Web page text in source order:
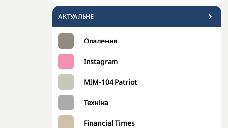
АКТУАЛЬНЕ
Опалення
Instagram
MIM-104 Patriot
Техніка
Financial Times